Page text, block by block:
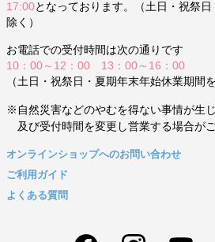
17:00となっております。（土日・祝祭
除く）
お電話での受付時間は次の通りです
10：00～12：00 13：00～16：00
（土日・祝祭日・夏期年末年始休業期間を
※自然災害などのやむを得ない事情が生
及び受付時間を変更し営業する場合がご
オンラインショップへのお問い合わせ
ご利用ガイド
よくある質問